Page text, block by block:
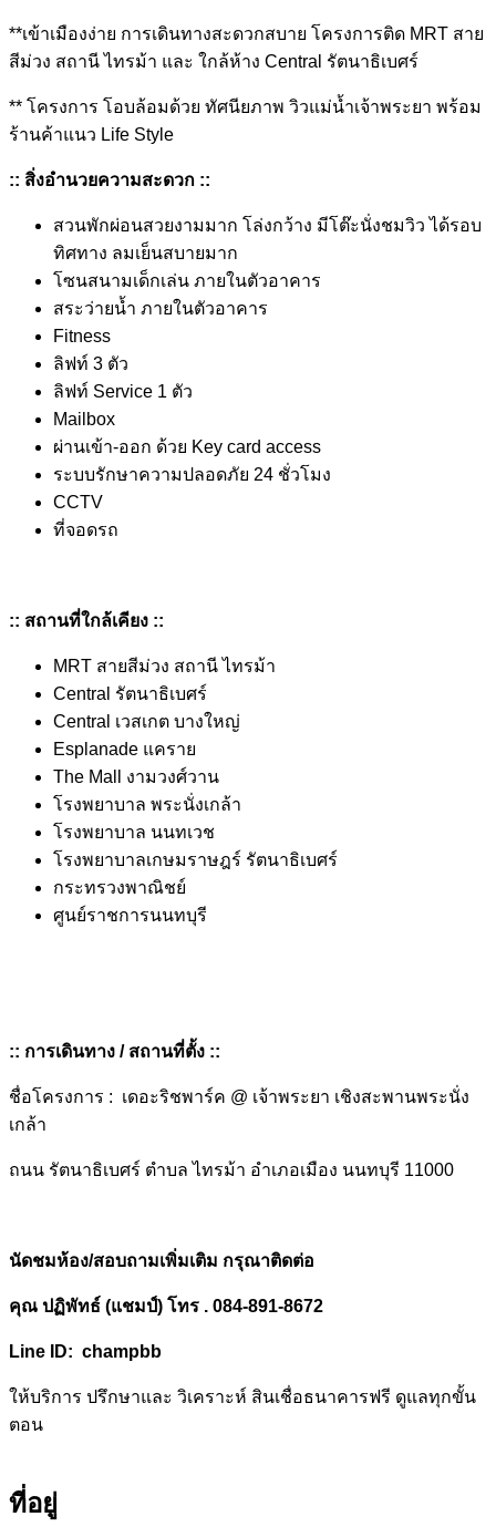
**เข้าเมืองง่าย การเดินทางสะดวกสบาย โครงการติด MRT สาย
สีม่วง สถานี ไทรม้า และ ใกล้ห้าง Central รัตนาธิเบศร์
** โครงการ โอบล้อมด้วย ทัศนียภาพ วิวแม่น้ำเจ้าพระยา พร้อม
ร้านค้าแนว Life Style
:: สิ่งอำนวยความสะดวก ::
สวนพักผ่อนสวยงามมาก โล่งกว้าง มีโต๊ะนั่งชมวิว ได้รอบ
ทิศทาง ลมเย็นสบายมาก
โซนสนามเด็กเล่น ภายในตัวอาคาร
สระว่ายน้ำ ภายในตัวอาคาร
Fitness
ลิฟท์ 3 ตัว
ลิฟท์ Service 1 ตัว
Mailbox
ผ่านเข้า-ออก ด้วย Key card access
ระบบรักษาความปลอดภัย 24 ชั่วโมง
CCTV
ที่จอดรถ
:: สถานที่ใกล้เคียง ::
MRT สายสีม่วง สถานี ไทรม้า
Central รัตนาธิเบศร์
Central เวสเกต บางใหญ่
Esplanade แคราย
The Mall งามวงศ์วาน
โรงพยาบาล พระนั่งเกล้า
โรงพยาบาล นนทเวช
โรงพยาบาลเกษมราษฎร์ รัตนาธิเบศร์
กระทรวงพาณิชย์
ศูนย์ราชการนนทบุรี
:: การเดินทาง / สถานที่ตั้ง ::
ชื่อโครงการ : เดอะริชพาร์ค @ เจ้าพระยา เชิงสะพานพระนั่ง
เกล้า
ถนน รัตนาธิเบศร์ ตำบล ไทรม้า อำเภอเมือง นนทบุรี 11000
นัดชมห้อง/สอบถามเพิ่มเติม กรุณาติดต่อ
คุณ ปฏิพัทธ์ (แชมป์) โทร . 084-891-8672
Line ID: champbb
ให้บริการ ปรึกษาและ วิเคราะห์ สินเชื่อธนาคารฟรี ดูแลทุกขั้น
ตอน
ที่อยู่